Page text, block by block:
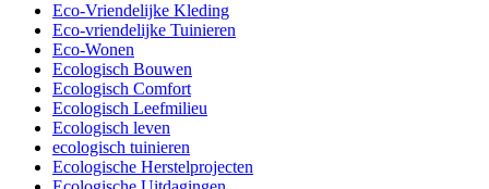
Eco-Vriendelijke Kleding
Eco-vriendelijke Tuinieren
Eco-Wonen
Ecologisch Bouwen
Ecologisch Comfort
Ecologisch Leefmilieu
Ecologisch leven
ecologisch tuinieren
Ecologische Herstelprojecten